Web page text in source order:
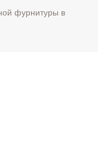
фурнитуры в